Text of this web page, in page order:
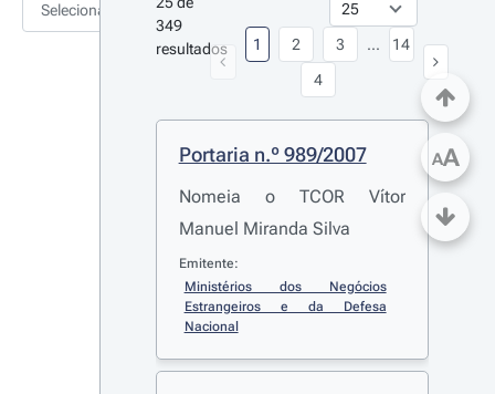
Selecionar
349
resultados
1 2
3
4
... 14
Portaria n.º 989/2007
Nomeia o TCOR Vítor
Manuel Miranda Silva
Emitente:
Ministérios dos Negócios
Estrangeiros e da Defesa
Nacional
AA